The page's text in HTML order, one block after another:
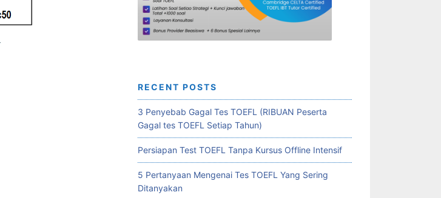
RECENT POSTS
3 Penyebab Gagal Tes TOEFL (RIBUAN Peserta
Gagal tes TOEFL Setiap Tahun)
Persiapan Test TOEFL Tanpa Kursus Offline Intensif
5 Pertanyaan Mengenai Tes TOEFL Yang Sering
Ditanyakan